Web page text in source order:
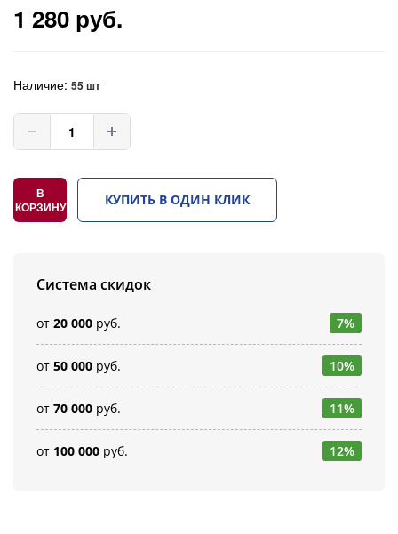
1 280 руб.
Наличие: 55 шт
В
КОРЗИНУ
КУПИТЬ В ОДИН КЛИК
Система скидок
от 20 000 руб. 7%
от 50 000 руб. 10%
от 70 000 руб. 11%
от 100 000 руб. 12%